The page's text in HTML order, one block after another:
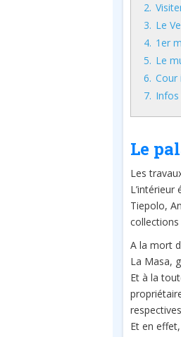
2.
3. Le
4. 1er
5. Le
6. Cour
7. Infos
Le
Les
Tiepolo,
A la mort
La Masa,
Et à la
Et en